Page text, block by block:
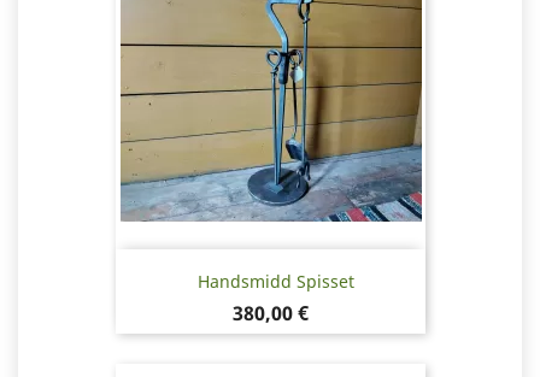
Handsmidd Spisset
Pris
380,00 €